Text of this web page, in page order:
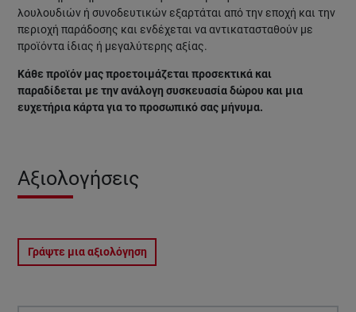
λουλουδιών ή συνοδευτικών εξαρτάται από την εποχή και την
περιοχή παράδοσης και ενδέχεται να αντικατασταθούν με
προϊόντα ίδιας ή μεγαλύτερης αξίας.
Κάθε προϊόν μας προετοιμάζεται προσεκτικά και
παραδίδεται με την ανάλογη συσκευασία δώρου και μια
ευχετήρια κάρτα για το προσωπικό σας μήνυμα.
Αξιολογήσεις
Γράψτε μια αξιολόγηση